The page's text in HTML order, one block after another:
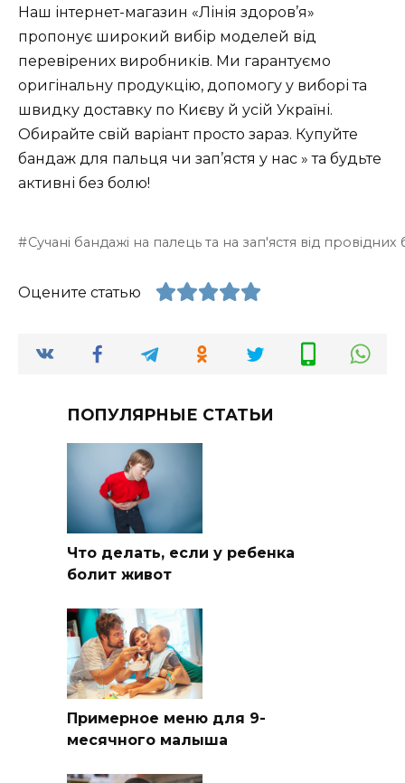
Наш інтернет-магазин «Лінія здоров’я»
пропонує широкий вибір моделей від
перевірених виробників. Ми гарантуємо
оригінальну продукцію, допомогу у виборі та
швидку доставку по Києву й усій Україні.
Обирайте свій варіант просто зараз. Купуйте
бандаж для пальця чи зап’ястя у нас » та будьте
активні без болю!
Сучані бандажі на палець та на зап'ястя від провідних
Оцените статью
ПОПУЛЯРНЫЕ СТАТЬИ
Что делать, если у ребенка
болит живот
Примерное меню для 9-
месячного малыша